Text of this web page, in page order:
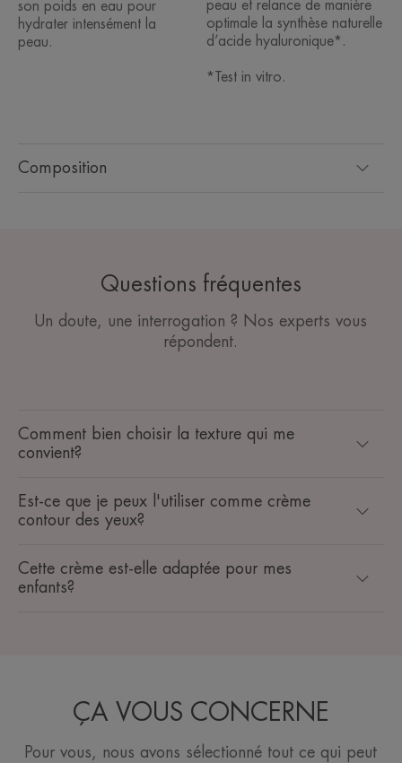
Composition
son poids en eau pour
hydrater intensément la
peau.
peau et relance de manière
optimale la synthèse naturelle
d’acide hyaluronique*.
*Test in vitro.
Questions fréquentes
Un doute, une interrogation ? Nos experts vous
répondent.
Comment bien choisir la texture qui me
convient?
Est-ce que je peux l'utiliser comme crème
contour des yeux?
Cette crème est-elle adaptée pour mes
enfants?
ÇA VOUS CONCERNE
Pour vous, nous avons sélectionné tout ce qui peut